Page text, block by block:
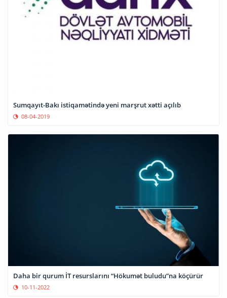
Sumqayıt-Bakı istiqamətində yeni marşrut xətti açılıb
08-04-2019
Daha bir qurum İT resurslarını “Hökumət buludu”na köçürür
10-11-2022